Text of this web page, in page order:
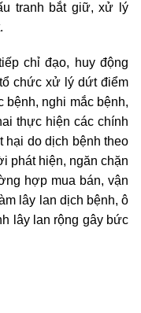
tranh bắt giữ, xử lý
chỉ đạo, huy động
chức xử lý dứt điểm
bệnh, nghi mắc bệnh,
thực hiện các chính
do dịch bệnh theo
phát hiện, ngăn chặn
hợp mua bán, vận
lây lan dịch bệnh, ô
lây lan rộng gây bức